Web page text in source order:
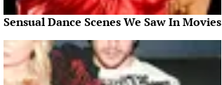
Sensual Dance Scenes We Saw In Movies